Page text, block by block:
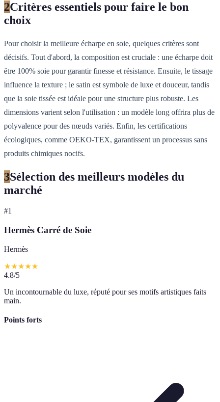
2Critères essentiels pour faire le bon
choix
Pour choisir la meilleure écharpe en soie, quelques critères sont
décisifs. Tout d'abord, la composition est cruciale : une écharpe doit
être 100% soie pour garantir finesse et résistance. Ensuite, le tissage
influence la texture ; le satin est symbole de luxe et douceur, tandis
que la soie tissée est idéale pour une structure plus robuste. Les
dimensions varient selon l'utilisation : un modèle long offrira plus de
polyvalence pour des nœuds variés. Enfin, les certifications
écologiques, comme OEKO-TEX, garantissent un processus sans
produits chimiques nocifs.
3Sélection des meilleurs modèles du
marché
#1
Hermès Carré de Soie
Hermès
★★★★★
4.8/5
Un incontournable du luxe, réputé pour ses motifs artistiques faits
main.
Points forts